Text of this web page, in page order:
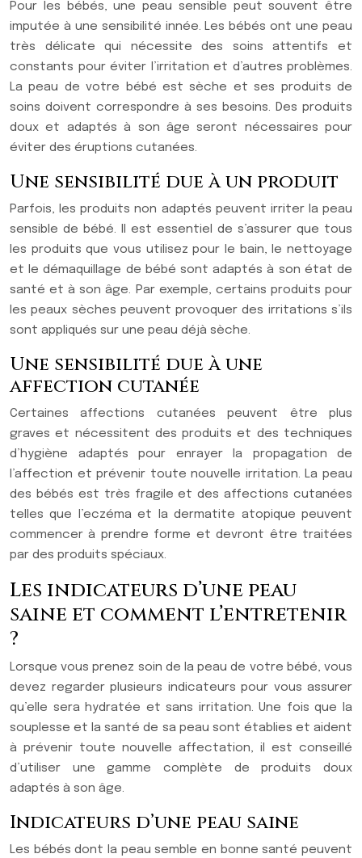
Pour les bébés, une peau sensible peut souvent être
imputée à une sensibilité innée. Les bébés ont une peau
très délicate qui nécessite des soins attentifs et
constants pour éviter l’irritation et d’autres problèmes.
La peau de votre bébé est sèche et ses produits de
soins doivent correspondre à ses besoins. Des produits
doux et adaptés à son âge seront nécessaires pour
éviter des éruptions cutanées.
Une sensibilité due à un produit
Parfois, les produits non adaptés peuvent irriter la peau
sensible de bébé. Il est essentiel de s’assurer que tous
les produits que vous utilisez pour le bain, le nettoyage
et le démaquillage de bébé sont adaptés à son état de
santé et à son âge. Par exemple, certains produits pour
les peaux sèches peuvent provoquer des irritations s’ils
sont appliqués sur une peau déjà sèche.
Une sensibilité due à une
affection cutanée
Certaines affections cutanées peuvent être plus
graves et nécessitent des produits et des techniques
d’hygiène adaptés pour enrayer la propagation de
l’affection et prévenir toute nouvelle irritation. La peau
des bébés est très fragile et des affections cutanées
telles que l’eczéma et la dermatite atopique peuvent
commencer à prendre forme et devront être traitées
par des produits spéciaux.
Les indicateurs d’une peau
saine et comment l’entretenir
?
Lorsque vous prenez soin de la peau de votre bébé, vous
devez regarder plusieurs indicateurs pour vous assurer
qu’elle sera hydratée et sans irritation. Une fois que la
souplesse et la santé de sa peau sont établies et aident
à prévenir toute nouvelle affectation, il est conseillé
d’utiliser une gamme complète de produits doux
adaptés à son âge.
Indicateurs d’une peau saine
Les bébés dont la peau semble en bonne santé peuvent